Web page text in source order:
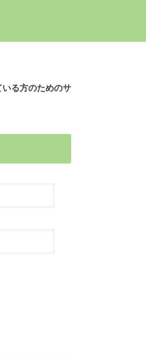
る方のためのサ